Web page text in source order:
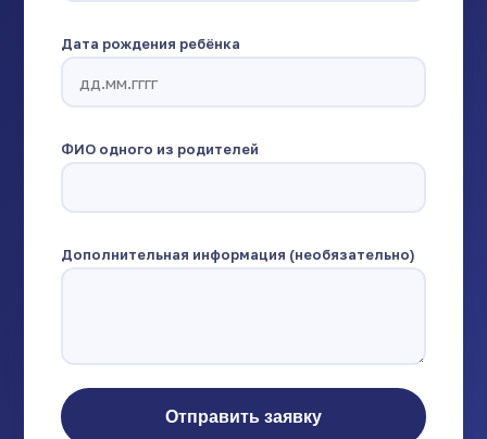
Дата рождения ребёнка
ФИО одного из родителей
Дополнительная информация (необязательно)
Отправить заявку